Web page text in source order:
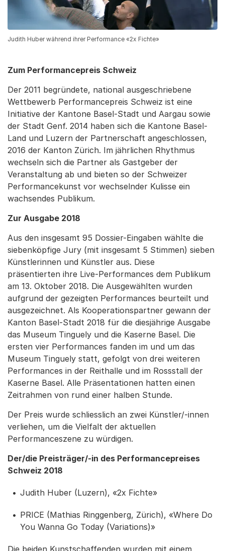
Judith Huber während ihrer Performance «2x Fichte»
Zum Performancepreis Schweiz
Der 2011 begründete, national ausgeschriebene
Wettbewerb Performancepreis Schweiz ist eine
Initiative der Kantone Basel-Stadt und Aargau sowie
der Stadt Genf. 2014 haben sich die Kantone Basel-
Land und Luzern der Partnerschaft angeschlossen,
2016 der Kanton Zürich. Im jährlichen Rhythmus
wechseln sich die Partner als Gastgeber der
Veranstaltung ab und bieten so der Schweizer
Performancekunst vor wechselnder Kulisse ein
wachsendes Publikum.
Zur Ausgabe 2018
Aus den insgesamt 95 Dossier-Eingaben wählte die
siebenköpfige Jury (mit insgesamt 5 Stimmen) sieben
Künstlerinnen und Künstler aus. Diese
präsentierten ihre Live-Performances dem Publikum
am 13. Oktober 2018. Die Ausgewählten wurden
aufgrund der gezeigten Performances beurteilt und
ausgezeichnet. Als Kooperationspartner gewann der
Kanton Basel-Stadt 2018 für die diesjährige Ausgabe
das Museum Tinguely und die Kaserne Basel. Die
ersten vier Performances fanden im und um das
Museum Tinguely statt, gefolgt von drei weiteren
Performances in der Reithalle und im Rossstall der
Kaserne Basel. Alle Präsentationen hatten einen
Zeitrahmen von rund einer halben Stunde.
Der Preis wurde schliesslich an zwei Künstler/-innen
verliehen, um die Vielfalt der aktuellen
Performanceszene zu würdigen.
Der/die Preisträger/-in des Performancepreises
Schweiz 2018
Judith Huber (Luzern), «2x Fichte»
PRICE (Mathias Ringgenberg, Zürich), «Where Do
You Wanna Go Today (Variations)»